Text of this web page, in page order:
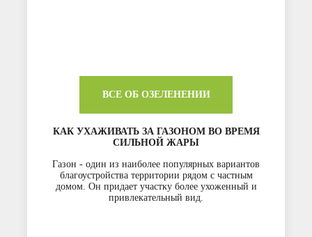
ВСЕ ОБ ОЗЕЛЕНЕНИИ
КАК УХАЖИВАТЬ ЗА ГАЗОНОМ ВО ВРЕМЯ
СИЛЬНОЙ ЖАРЫ
Газон - один из наиболее популярных вариантов
благоустройства территории рядом с частным
домом. Он придает участку более ухоженный и
привлекательный вид.